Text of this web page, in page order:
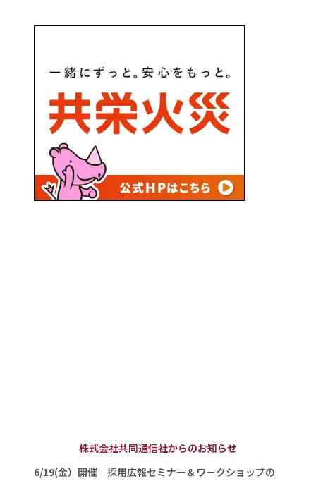
株式会社共同通信社からのお知らせ
6/19(金）開催 採用広報セミナー＆ワークショップの